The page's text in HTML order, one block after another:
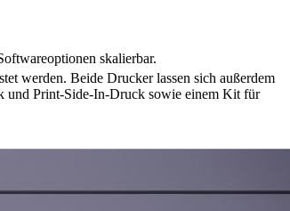
skalierbar.
werden. Beide Drucker lassen sich außerdem
und Print-Side-In-Druck sowie einem Kit für